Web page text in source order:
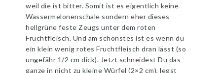
weil die ist bitter. Somit ist es eigentlich keine
Wassermelonenschale sondern eher dieses
hellgrüne feste Zeugs unter dem roten
Fruchtfleisch. Und am schönstes ist es wenn du
ein klein wenig rotes Fruchtfleisch dran lässt (so
ungefähr 1/2 cm dick). Jetzt schneidest Du das
ganze in nicht zu kleine Würfel (2×2 cm), legst